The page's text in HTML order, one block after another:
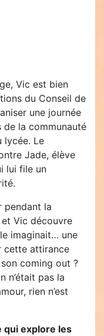
Vic est bien
du Conseil de
une journée
la communauté
lycée. Le
Jade, élève
lui file un
pendant la
et Vic découvre
imaginait… une
cette attirance
coming out ?
n’était pas la
rien n’est
qui explore les